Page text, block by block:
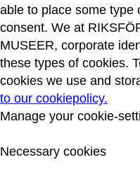
able to place some type
consent. We at
MUSEER, corporate
these types of cookies.
cookies we use and
to our cookiepolicy.
Manage your cookie-
Necessary cookies